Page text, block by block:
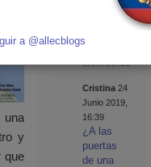
y
que
de cómo
pasaporte
biométrico
Cristina 24
Junio 2019,
16:39
¿A las
puertas
de una
a @allecblogs